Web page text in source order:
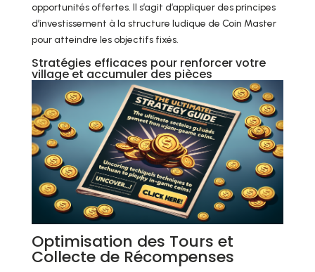
opportunités offertes. Il s’agit d’appliquer des principes
d’investissement à la structure ludique de Coin Master
pour atteindre les objectifs fixés.
Stratégies efficaces pour renforcer votre
village et accumuler des pièces
Optimisation des Tours et
Collecte de Récompenses